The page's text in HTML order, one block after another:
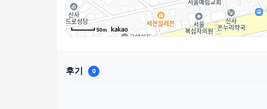
50m
후기 0